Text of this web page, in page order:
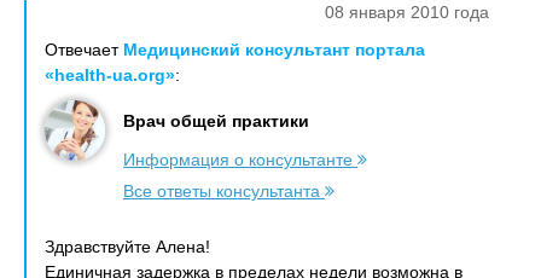
08 января 2010 года
Отвечает Медицинский консультант портала
«health-ua.org»:
Врач общей практики
Информация о консультанте
Все ответы консультанта
Здравствуйте Алена!
Единичная задержка в пределах недели возможна в